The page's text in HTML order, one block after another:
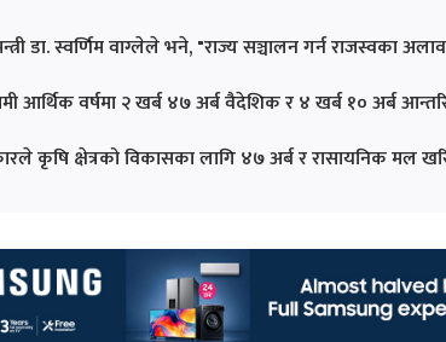
डा. स्वर्णिम वाग्लेले भने, "राज्य सञ्चालन गर्न राजस्वका
आर्थिक वर्षमा २ खर्ब ४७ अर्ब वैदेशिक र ४ खर्ब १० अर्ब
कृषि क्षेत्रको विकासका लागि ४७ अर्ब र रासायनिक मल